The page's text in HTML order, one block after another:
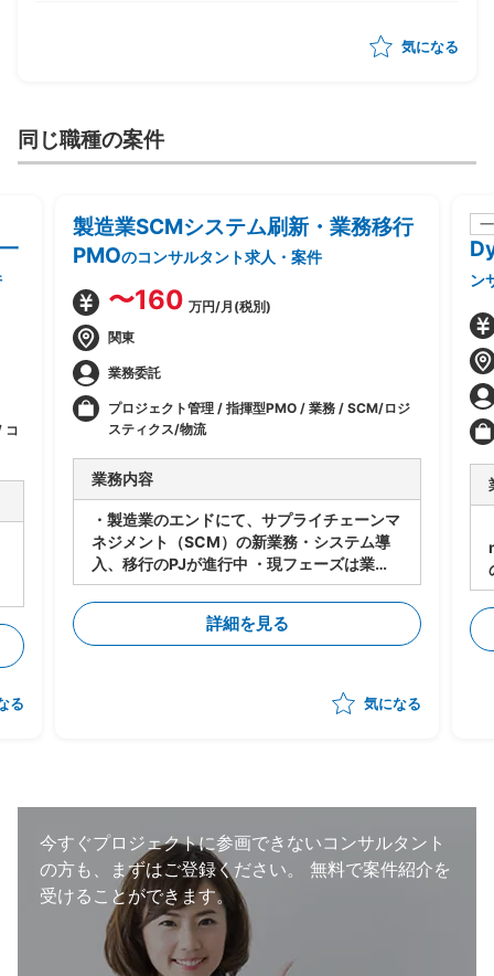
気になる
同じ職種の案件
コ
る
製造業SCMシステム刷新・業務移行
PMOのコンサルタント求人・案件
〜160 万円/月(税別)
関東
業務委託
プロジェクト管理 / 指揮型PMO / 業務 / SCM/ロジ
スティクス/物流
業務内容
・製造業のエンドにて、サプライチェーンマ
ネジメント（SCM）の新業務・システム導
入、移行のPJが進行中 ・現フェーズは業
務・システムの設計は進行中 ・今後各サプ
ライヤーに導入・対応してもらうにあたり、
下記のタスクの支援をいただく想定 -メー
カー⇔サプライヤーの依頼/QA事項の管理
案、決定の支援） -サプライヤー側の進捗
状況把握、報告 ・状況によっては弊社が担
働20～30％想定
詳細を見る
気になる
ン
今すぐプロジェクトに参画できないコンサルタント
の方も、まずはご登録ください。
無料で案件紹介を
受けることができます。